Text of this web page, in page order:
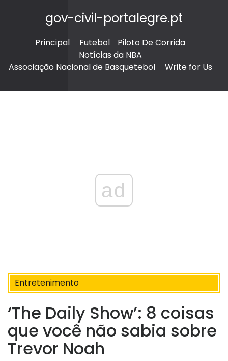
gov-civil-portalegre.pt
Principal Futebol
Piloto De Corrida
Notícias da NBA
Associação Nacional de Basquetebol
Write for Us
ad
Entretenimento
‘The Daily Show’: 8 coisas
que você não sabia sobre
Trevor Noah